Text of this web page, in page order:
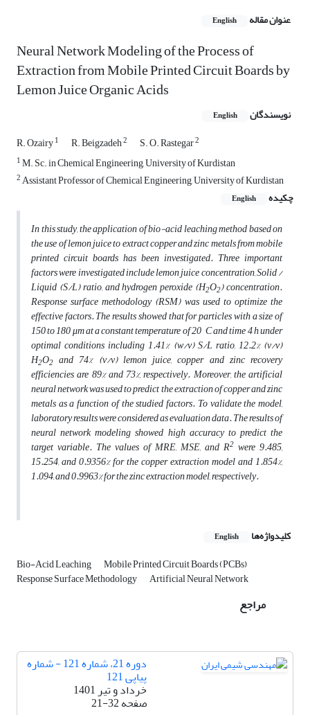
عنوان مقاله English
Neural Network Modeling of the Process of
Extraction from Mobile Printed Circuit Boards by
Lemon Juice Organic Acids
نویسندگان English
R. Ozairy1 R. Beigzadeh2 S. O. Rastegar2
1M. Sc. in Chemical Engineering, University of Kurdistan
2Assistant Professor of Chemical Engineering, University of Kurdistan
چکیده
English
In this study, the application of bio-acid leaching method based on
the use of lemon juice to extract copper and zinc metals from mobile
printed circuit boards has been investigated. Three important
factors were investigated include lemon juice concentration, Solid /
Liquid (S/L) ratio, and hydrogen peroxide (H2O2) concentration.
Response surface methodology (RSM) was used to optimize the
effective factors.The results showed that for particles with a size of
150 to 180 μm at a constant temperature of 20 ° C and time 4 h under
optimal conditions including 1.41% (w/v) S/L ratio, 12.2% (v/v)
H2O2 and 74% (v/v) lemon juice, copper and zinc recovery
efficiencies are 89% and 73%, respectively. Moreover, the artificial
neural network was used to predict the extraction of copper and zinc
metals as a function of the studied factors. To validate the model,
laboratory results were considered as evaluation data. The results of
neural network modeling showed high accuracy to predict the
target variable. The values of MRE, MSE, and R2 were 9.485,
15.254, and 0.9356% for the copper extraction model and 1.854%,
1.094, and 0.9963% for the zinc extraction model, respectively.
کلیدواژه‌ها English
Bio-Acid Leaching Mobile Printed Circuit Boards (PCBs)
Response Surface Methodology Artificial Neural Network
مراجع
دوره 21، شماره 121 - شماره
پیاپی 121
خرداد و تیر 1401
صفحه21-32